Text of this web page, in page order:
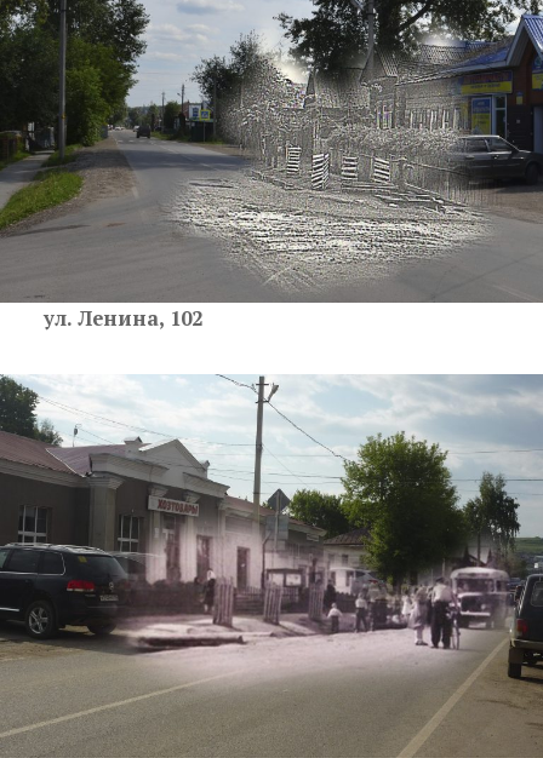
ул. Ленина, 102